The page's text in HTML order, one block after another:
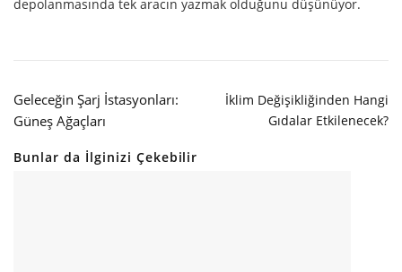
depolanmasında tek aracın yazmak olduğunu düşünüyor.
Geleceğin Şarj İstasyonları:
Güneş Ağaçları
İklim Değişikliğinden Hangi
Gıdalar Etkilenecek?
Bunlar da İlginizi Çekebilir